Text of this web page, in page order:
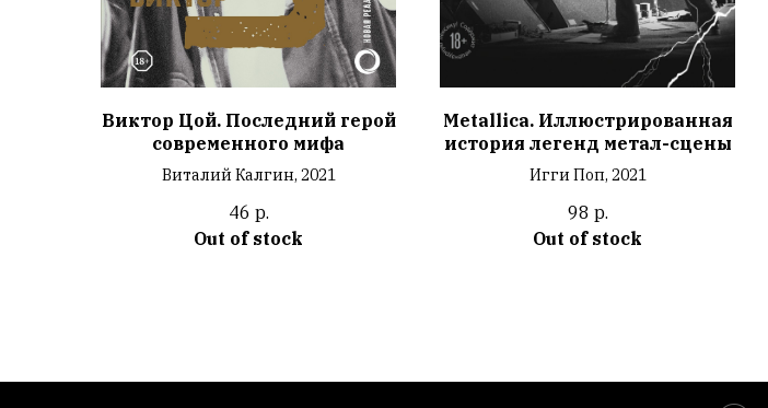
Виктор Цой. Последний герой
современного мифа
Виталий Калгин, 2021
46 р.
Out of stock
Metallica. Иллюстрированная
история легенд метал-сцены
Игги Поп, 2021
98 р.
Out of stock